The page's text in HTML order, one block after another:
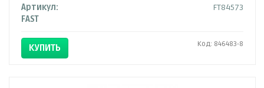
Артикул:
FT84573
FAST
КУПИТЬ Код: 846483-8